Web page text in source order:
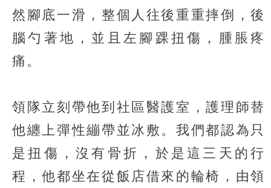
然腳底一滑，整個人往後重重摔倒，後
腦勺著地，並且左腳踝扭傷，腫脹疼
痛。
領隊立刻帶他到社區醫護室，護理師替
他纏上彈性繃帶並冰敷。我們都認為只
是扭傷，沒有骨折，於是這三天的行
程，他都坐在從飯店借來的輪椅，由領